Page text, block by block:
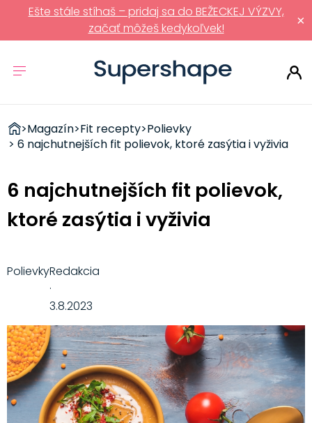
×
Ešte stále stíhaš – pridaj sa do BEŽECKEJ VÝZVY,
začať môžeš kedykoľvek!
ZDRAVÉ
RÝCHLOVKY
>Magazín>Fit recepty>Polievky
> 6 najchutnejších fit polievok, ktoré zasýtia i vyživia
6 najchutnejších fit polievok,
ktoré zasýtia i vyživia
PolievkyRedakcia
·
3.8.2023